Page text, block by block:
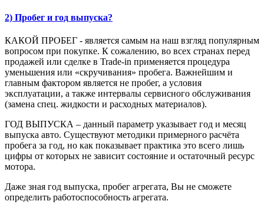
2) Пробег и год выпуска?
КАКОЙ ПРОБЕГ - является самым на наш взгляд популярным
вопросом при покупке. К сожалению, во всех странах перед
продажей или сделке в Trade-in применяется процедура
уменьшения или «скручивания» пробега. Важнейшим и
главным фактором является не пробег, а условия
эксплуатации, а также интервалы сервисного обслуживания
(замена спец. жидкости и расходных материалов).
ГОД ВЫПУСКА – данный параметр указывает год и месяц
выпуска авто. Существуют методики примерного расчёта
пробега за год, но как показывает практика это всего лишь
цифры от которых не зависит состояние и остаточный ресурс
мотора.
Даже зная год выпуска, пробег агрегата, Вы не сможете
определить работоспособность агрегата.